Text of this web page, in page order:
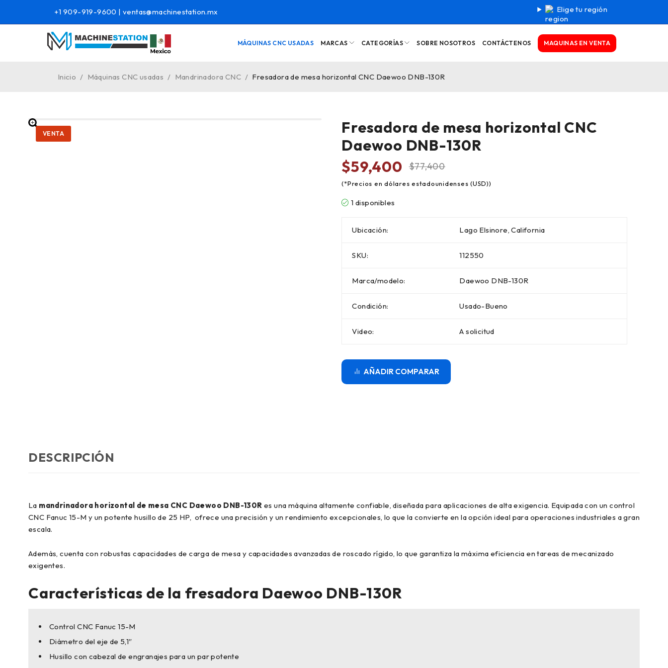
Elige tu región
+1 909-919-9600 | ventas@machinestation.mx
MÁQUINAS CNC USADAS MARCAS CATEGORÍAS SOBRE NOSOTROS CONTÁCTENOS MAQUINAS EN VENTA
Inicio / Máquinas CNC usadas / Mandrinadora CNC / Fresadora de mesa horizontal CNC Daewoo DNB-130R
VENTA
Fresadora de mesa horizontal CNC
Daewoo DNB-130R
$77,400
$59,400
1 disponibles
Ubicación: Lago Elsinore, California
SKU: 112550
Marca/modelo: Daewoo DNB-130R
Condición: Usado-Bueno
Video: A solicitud
COMPARAR
DESCRIPCIÓN
La mandrinadora horizontal de mesa CNC Daewoo DNB-130R es una máquina altamente confiable, diseñada para aplicaciones de alta exigencia. Equipada con un control
CNC Fanuc 15-M y un potente husillo de 25 HP, ofrece una precisión y un rendimiento excepcionales, lo que la convierte en la opción ideal para operaciones industriales a gran
escala.
Además, cuenta con robustas capacidades de carga de mesa y capacidades avanzadas de roscado rígido, lo que garantiza la máxima eficiencia en tareas de mecanizado
exigentes.
Características de la fresadora Daewoo DNB-130R
Control CNC Fanuc 15-M
Diámetro del eje de 5,1″
Husillo con cabezal de engranajes para un par potente